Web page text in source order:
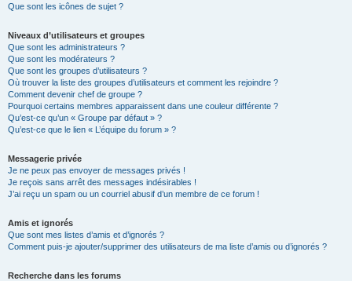
Que sont les icônes de sujet ?
Niveaux d’utilisateurs et groupes
Que sont les administrateurs ?
Que sont les modérateurs ?
Que sont les groupes d’utilisateurs ?
Où trouver la liste des groupes d’utilisateurs et comment les rejoindre ?
Comment devenir chef de groupe ?
Pourquoi certains membres apparaissent dans une couleur différente ?
Qu’est-ce qu’un « Groupe par défaut » ?
Qu’est-ce que le lien « L’équipe du forum » ?
Messagerie privée
Je ne peux pas envoyer de messages privés !
Je reçois sans arrêt des messages indésirables !
J’ai reçu un spam ou un courriel abusif d’un membre de ce forum !
Amis et ignorés
Que sont mes listes d’amis et d’ignorés ?
Comment puis-je ajouter/supprimer des utilisateurs de ma liste d’amis ou d’ignorés ?
Recherche dans les forums